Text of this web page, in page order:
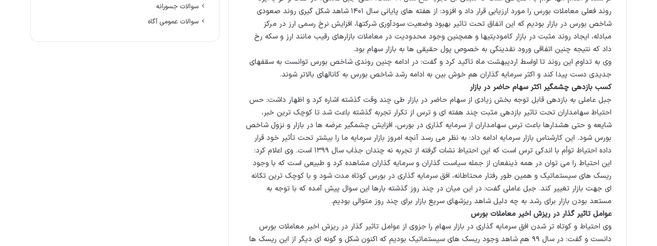
روند فعلی معاملات بورس را مورد ارزیابی قرار داد و افزود: از هفته های پایانی سال ۱۴۰۱ شاهد شکل گیری روند صعودی
شاخص بورس در بازار بودیم که این اتفاق تحت تاثیر بهبود وضعیت سودآوری شرکتها، افزایش نرخ رسمی ارز در مرکز
مبادله، ایجاد روند مثبت در بازار کامودیتیها و همچنین وجود محدودیت در معاملات بازارهای رقیب مانند ارز و سکه رخ
داد که نتیجه چنین اتفاقی ورود نقدینگی به خصوص پول حقیقی ها به بازار سهام بود.
وی به تداوم این روند تا اواسط اردیبهشت ماه تاکید کرد و گفت: در ادامه چنین روندی شاخص بورس توانست به سقفهای
جدیدی دست پیدا کند و اکثر سرمایه گذاران هم خوش بین به ادامه رشد شاخص بورس به کانالهای بالاتر شوند.
کسب بازدهی چشمگیر اکثر سهام حاضر در بازار
جبل عاملی به بازدهی قابل توجه بخش زیادی از سهام حاضر در بازار طی چند وقت گذشته اشاره کرد و اظهار داشت: حس
احتیاط سهامداران تحت تاثیر بازدهی مثبت چند هفته ای و ترس از تکرار تجربه گذشته باعث شد تا کوچک ترین خبر،
شایعه و حتی هشدارها باعث ترس سهامداران از سرمایه گذاری در بورس، افزایش چشمگیر عرضه ها در بازار و نزول شاخص
بورس شود. این کارشناس بازار سرمایه ادامه داد: به نظر می رسد آنچه امروز بازار سرمایه ما را بیشتر تحت تأثیر خود قرار
داده احتیاط توأم با اندکی ترس است که این احتیاط نشات گرفته از تجربه نه چندان جذاب سال ۱۳۹۹ است. وی اعلام کرد:
این احتیاط را می توان در همه ذینفعان از جمله سیاست گذاران و سرمایه گذاران مشاهده کرد و طبیعی است که با وجود
ریسک های سیستماتیک و همین طور رفتار محتاطانه، افق سرمایه گذاری در بورس کوتاه مدت شود و با کوچک ترین تکانه
ای جهت بازار تغییر کند. جبل عاملی گفت: در این میان در چند روز گذشته بارها این سوال پیش آمده که با توجه به
مستعد بودن بازار برای رشد به چه دلیل شاهد ریزشهای سریع بازار برای چند روز متوالی بودیم.
عوامل تاثیر گذار در ریزش اخیر معاملات بورس
وی احتیاط و کوتاه تر شدن افق سرمایه گذاری در بازار سهام را جزوی از عوامل تاثیر گذار در ریزش اخیر معاملات بورس
دانست و گفت: در سال ۹۹ هم شاهد وجود ریسک های سیستماتیک بودیم که اکنون شکل و گونه ای دیگر از این ریسک ها
سوالات جسورانه
سوالات عمومی آگاه